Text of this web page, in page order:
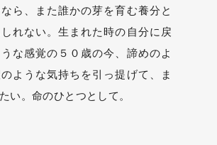
ら、また誰かの芽を育む養分と
れない。生まれた時の自分に戻
な感覚の５０歳の今、諦めのよ
ような気持ちを引っ提げて、ま
い。命のひとつとして。